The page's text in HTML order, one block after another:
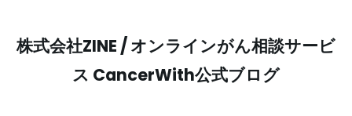
株式会社ZINE / オンラインがん相談サービ
ス CancerWith公式ブログ